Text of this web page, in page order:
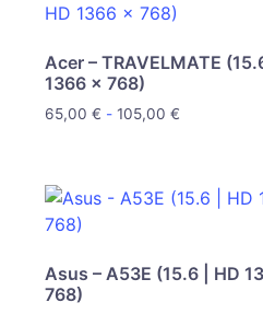
Acer – TRAVELMATE
1366 x 768)
65,00€ - 105,00€
Asus – A53E (15.6 | HD
768)